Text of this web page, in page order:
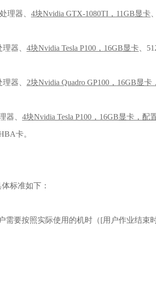
理器、 4块Nvidia GTX-1080TI， 11GB显卡
器、 4块Nvidia Tesla P100， 16GB显卡、
器、 2块Nvidia Quadro GP100， 16GB显卡
器、 4块Nvidia Tesla P100， 16GB显卡，配
卡。
标准如下：
要按照实际使用的机时（[用户作业结束